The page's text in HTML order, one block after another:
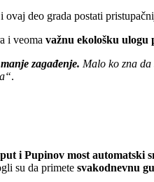
ovaj deo grada postati
i veoma važnu ekološku ulogu
zagađenje. Malo ko zna
.
i Pupinov most automatski
su da primete svakodnevnu